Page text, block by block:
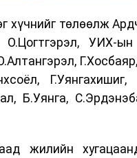
хүчнийг төлөөлж
УИХ-
Б.Уянга,
жилийн